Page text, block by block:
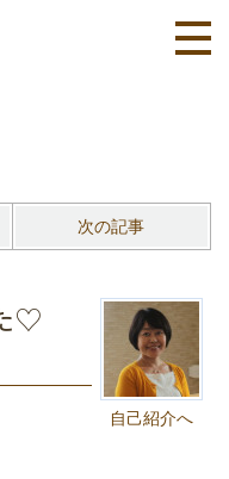
次の記事
自己紹介へ
♡